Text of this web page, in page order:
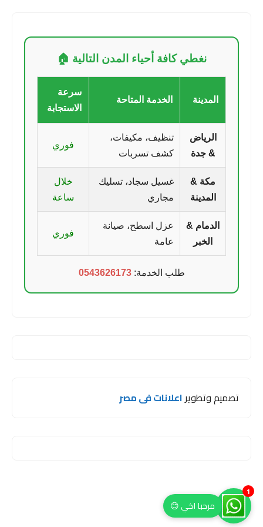
نغطي كافة أحياء المدن التالية 🏠
المدينة الخدمة المتاحة
سرعة
الاستجابة
الرياض
& جدة
تنظيف، مكيفات،
كشف تسربات
فوري
مكة &
المدينة
غسيل سجاد، تسليك
مجاري
خلال
ساعة
الدمام &
الخبر
عزل اسطح، صيانة
عامة
فوري
طلب الخدمة:0543626173
تصميم وتطويراعلانات فى مصر
مرحبا اخي 😊